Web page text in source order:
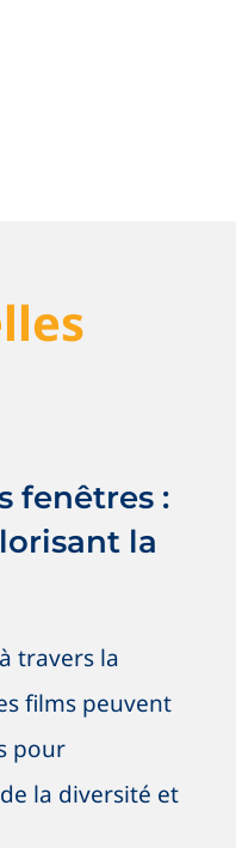
fenêtres :
la
travers la
films peuvent
pour
la diversité et